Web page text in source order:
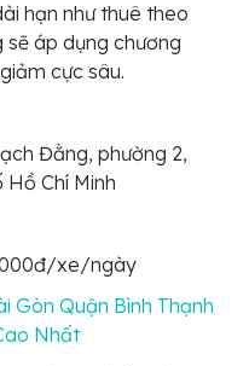
hạn như thuê theo
áp dụng chương
cực sâu.
Đằng, phường 2,
Hồ Chí Minh
xe/ngày
Gòn Quận Bình Thạnh
Nhất